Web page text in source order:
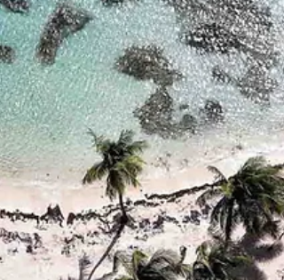
métropole. Une...